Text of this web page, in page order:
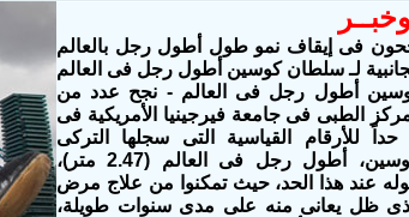
فى إيقاف نمو طول أطول رجل بالعالم
لـسلطان كوسين أطول رجل فى العالم
أطول رجل فى العالم - نجح عدد من
الطبى فى جامعة فيرجينيا الأمريكية فى
للأرقام القياسية التى سجلها التركى
سلطان كوسين، أطول رجل فى العالم (2.47 متر)،
عند هذا الحد، حيث تمكنوا من علاج مرض
ظل يعانى منه على مدى سنوات طويلة،